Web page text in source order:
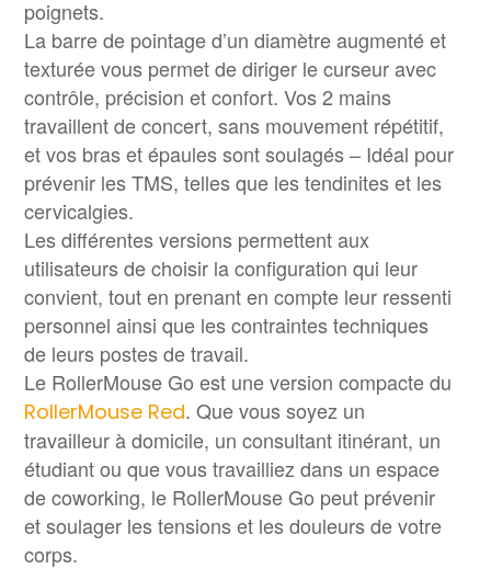
poignets.
La barre de pointage d’un diamètre augmenté et
texturée vous permet de diriger le curseur avec
contrôle, précision et confort. Vos 2 mains
travaillent de concert, sans mouvement répétitif,
et vos bras et épaules sont soulagés – Idéal pour
prévenir les TMS, telles que les tendinites et les
cervicalgies.
Les différentes versions permettent aux
utilisateurs de choisir la configuration qui leur
convient, tout en prenant en compte leur ressenti
personnel ainsi que les contraintes techniques
de leurs postes de travail.
Le RollerMouse Go est une version compacte du
RollerMouse Red. Que vous soyez un
travailleur à domicile, un consultant itinérant, un
étudiant ou que vous travailliez dans un espace
de coworking, le RollerMouse Go peut prévenir
et soulager les tensions et les douleurs de votre
corps.